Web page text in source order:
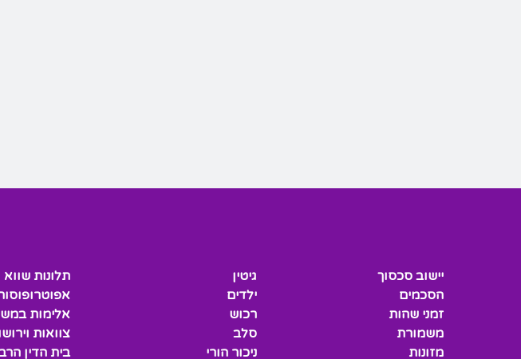
יישוב סכסוך
הסכמים
זמני שהות
משמורת
מזונות
גיטין
ילדים
רכוש
סלב
ניכור הורי
תלונות שווא
אלימות
צוואות
בית הדין